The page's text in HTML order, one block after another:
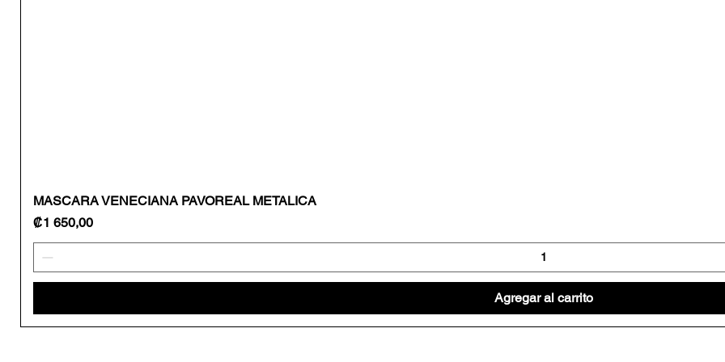
MASCARA VENECIANA PAVOREAL METALICA
Precio
₡1 650,00
Agregar al carrito